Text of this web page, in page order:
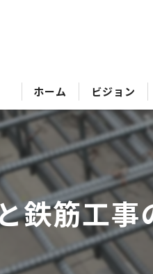
ホーム ビジョン
鉄筋工